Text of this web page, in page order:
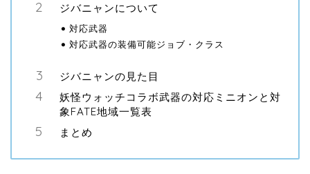
ジバニャンについて
対応武器
対応武器の装備可能ジョブ・クラス
ジバニャンの見た目
妖怪ウォッチコラボ武器の対応ミニオンと対
象FATE地域一覧表
まとめ